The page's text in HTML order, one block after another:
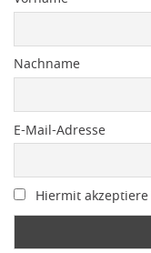
Nachname
E-Mail-Adresse
Hiermit